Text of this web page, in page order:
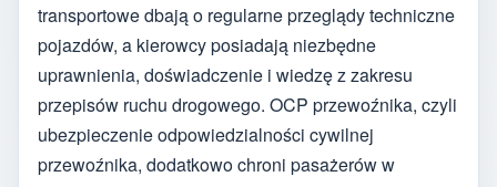
transportowe dbają o regularne przeglądy techniczne
pojazdów, a kierowcy posiadają niezbędne
uprawnienia, doświadczenie i wiedzę z zakresu
przepisów ruchu drogowego. OCP przewoźnika, czyli
ubezpieczenie odpowiedzialności cywilnej
przewoźnika, dodatkowo chroni pasażerów w